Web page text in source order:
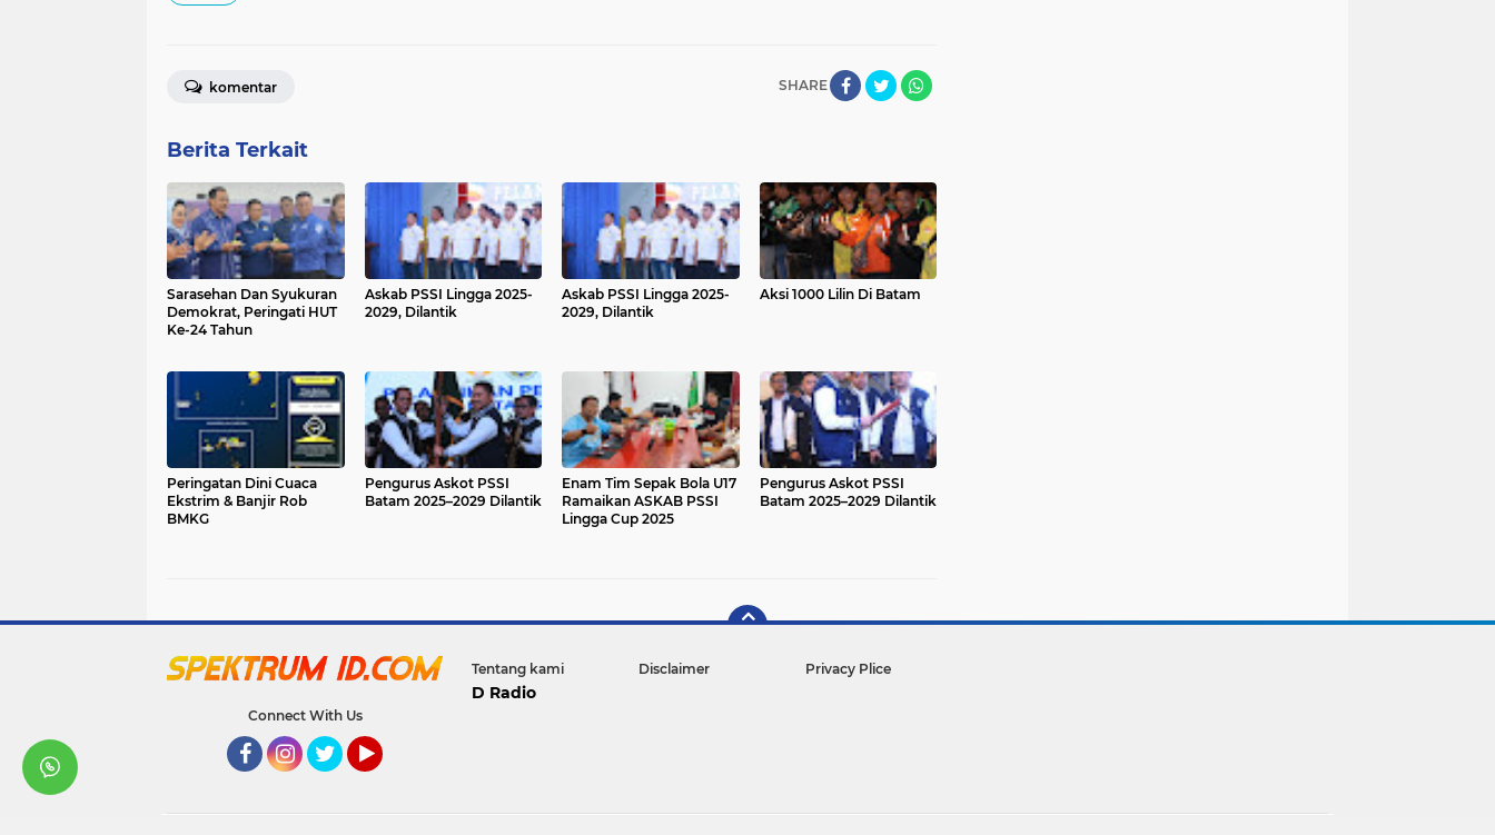
SHARE
komentar
Berita Terkait
Sarasehan Dan Syukuran
Demokrat, Peringati HUT
Ke-24 Tahun
Askab PSSI Lingga 2025-
2029, Dilantik
Askab PSSI Lingga 2025-
2029, Dilantik
Aksi 1000 Lilin Di Batam
Peringatan Dini Cuaca
Ekstrim & Banjir Rob
BMKG
Pengurus Askot PSSI
Batam 2025–2029 Dilantik
Enam Tim Sepak Bola U17
Ramaikan ASKAB PSSI
Lingga Cup 2025
Pengurus Askot PSSI
Batam 2025–2029 Dilantik
Connect With Us
Tentang kami Disclaimer Privacy Plice
D Radio